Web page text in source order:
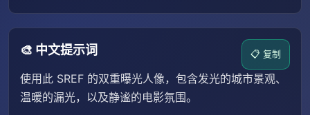
🎨 中文提示词 📋 复制
使用此 SREF 的双重曝光人像，包含发光的城市景观、
温暖的漏光，以及静谧的电影氛围。